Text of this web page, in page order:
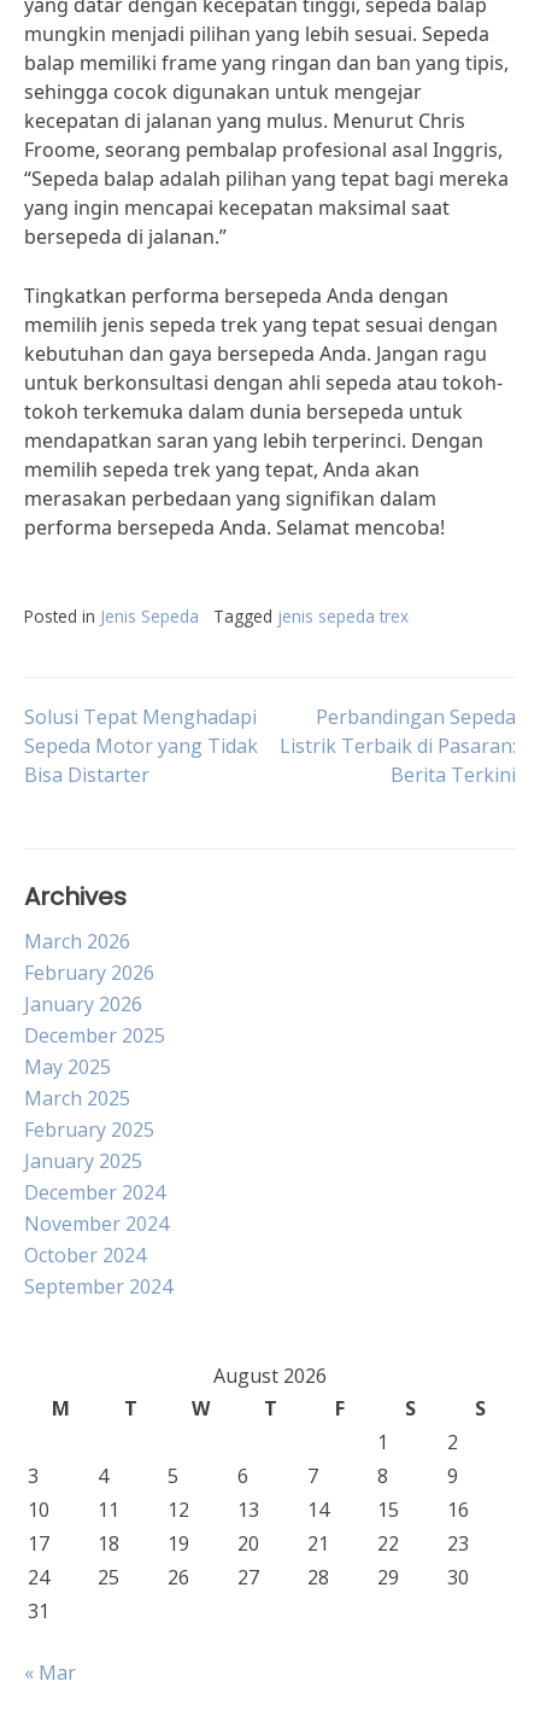
mungkin menjadi pilihan yang lebih sesuai. Sepeda
balap memiliki frame yang ringan dan ban yang tipis,
sehingga cocok digunakan untuk mengejar
kecepatan di jalanan yang mulus. Menurut Chris
Froome, seorang pembalap profesional asal Inggris,
“Sepeda balap adalah pilihan yang tepat bagi mereka
yang ingin mencapai kecepatan maksimal saat
bersepeda di jalanan.”
Tingkatkan performa bersepeda Anda dengan
memilih jenis sepeda trek yang tepat sesuai dengan
kebutuhan dan gaya bersepeda Anda. Jangan ragu
untuk berkonsultasi dengan ahli sepeda atau tokoh-
tokoh terkemuka dalam dunia bersepeda untuk
mendapatkan saran yang lebih terperinci. Dengan
memilih sepeda trek yang tepat, Anda akan
merasakan perbedaan yang signifikan dalam
performa bersepeda Anda. Selamat mencoba!
Posted in Jenis Sepeda Tagged jenis sepeda trex
Post
navigation
Solusi Tepat Menghadapi
Sepeda Motor yang Tidak
Bisa Distarter
Perbandingan Sepeda
Listrik Terbaik di Pasaran:
Berita Terkini
Archives
March 2026
February 2026
January 2026
December 2025
May 2025
March 2025
February 2025
January 2025
December 2024
November 2024
October 2024
September 2024
August 2026
M
T W T F S
S
1
2
3
4 5 6 7 8
9
10
11 12 13 14 15
16
17
18 19 20 21 22
23
24
25 26 27 28 29
30
31
« Mar